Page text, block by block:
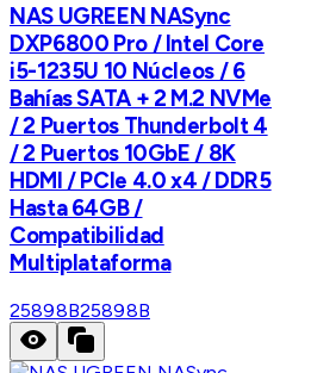
NAS UGREEN NASync
DXP6800 Pro / Intel Core
i5-1235U 10 Núcleos / 6
Bahías SATA + 2 M.2 NVMe
/ 2 Puertos Thunderbolt 4
/ 2 Puertos 10GbE / 8K
HDMI / PCIe 4.0 x4 / DDR5
Hasta 64GB /
Compatibilidad
Multiplataforma
25898B25898B